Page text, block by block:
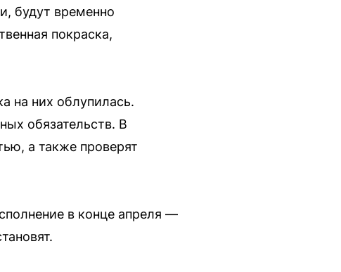
будут временно
покраска,
на них облупилась.
обязательств. В
а также проверят
в конце апреля —